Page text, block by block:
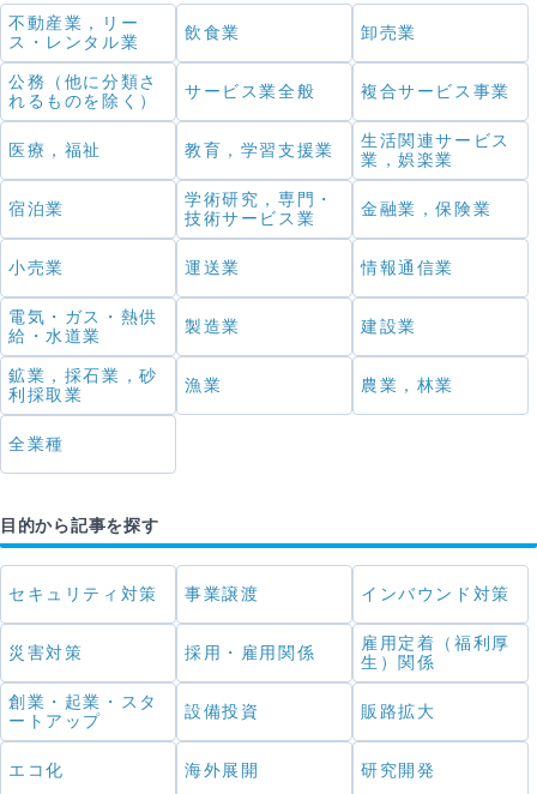
不動産業，リー
ス・レンタル業
飲食業 卸売業
公務（他に分類さ
れるものを除く）
サービス業全般 複合サービス事業
医療，福祉 教育，学習支援業
生活関連サービス
業，娯楽業
宿泊業
学術研究，専門・
技術サービス業
金融業，保険業
小売業 運送業 情報通信業
電気・ガス・熱供
給・水道業
製造業 建設業
鉱業，採石業，砂
利採取業
漁業 農業，林業
全業種
目的から記事を探す
セキュリティ対策 事業譲渡 インバウンド対策
災害対策 採用・雇用関係
雇用定着（福利厚
生）関係
創業・起業・スタ
ートアップ
設備投資 販路拡大
エコ化 海外展開 研究開発